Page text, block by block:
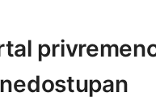
nedostupan